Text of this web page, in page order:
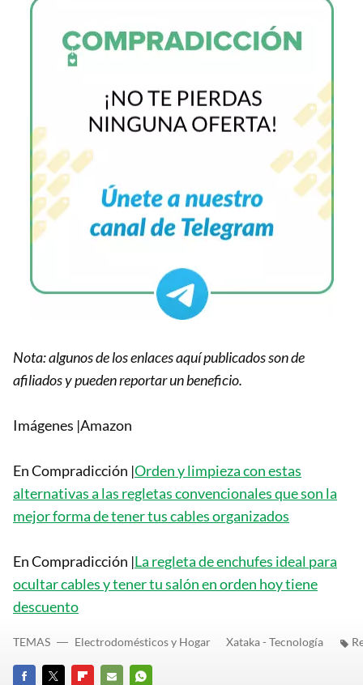
Nota: algunos de los enlaces aquí publicados son de
afiliados y pueden reportar un beneficio.
Imágenes |Amazon
En Compradicción |Orden y limpieza con estas
alternativas a las regletas convencionales que son la
mejor forma de tener tus cables organizados
En Compradicción |La regleta de enchufes ideal para
ocultar cables y tener tu salón en orden hoy tiene
descuento
TEMAS Electrodomésticos y Hogar Xataka - Tecnología